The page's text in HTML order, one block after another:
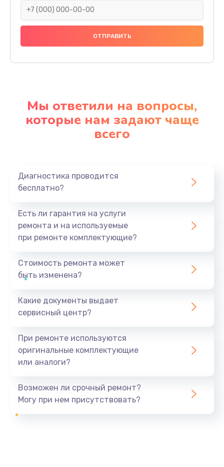
Мы ответили на вопросы,
которые нам задают чаще
всего
Диагностика проводится
бесплатно?
Есть ли гарантия на услуги
ремонта и на используемые
при ремонте комплектующие?
Стоимость ремонта может
быть изменена?
Какие документы выдает
сервисный центр?
При ремонте используются
оригинальные комплектующие
или аналоги?
Возможен ли срочный ремонт?
Могу при нем присутствовать?